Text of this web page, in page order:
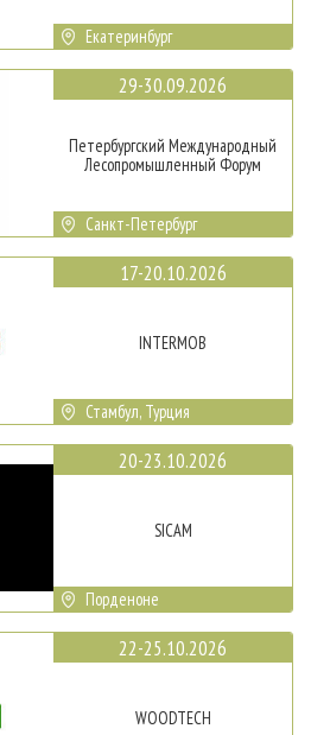
Екатеринбург
29-30.09.2026
Петербургский Международный
Лесопромышленный Форум
Санкт-Петербург
17-20.10.2026
INTERMOB
Стамбул, Турция
20-23.10.2026
SICAM
Порденоне
22-25.10.2026
WOODTECH